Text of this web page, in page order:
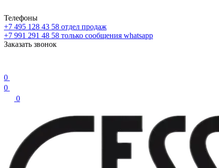
Телефоны
+7 495 128 43 58 отдел продаж
+7 991 291 48 58 только сообщения whatsapp
Заказать звонок
0
0
0